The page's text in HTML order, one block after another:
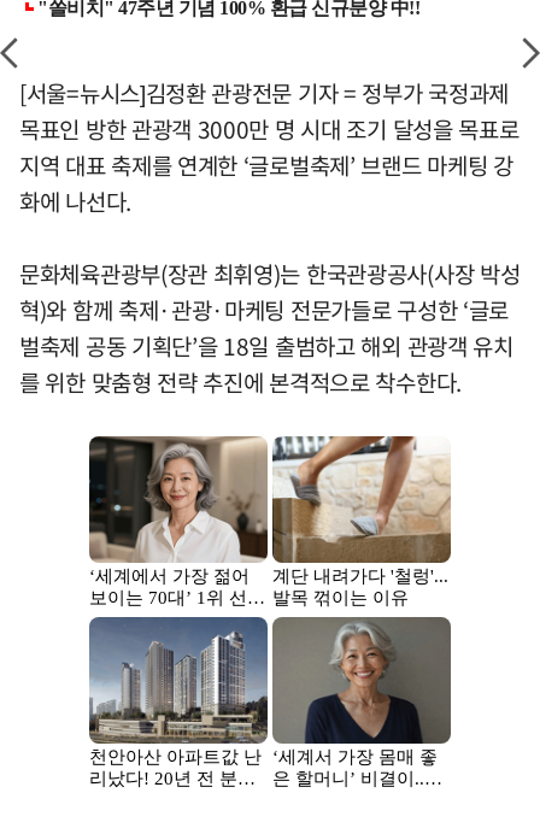
[서울=뉴시스]김정환 관광전문 기자 = 정부가 국정과제
목표인 방한 관광객 3000만 명 시대 조기 달성을 목표로
지역 대표 축제를 연계한 ‘글로벌축제’ 브랜드 마케팅 강
화에 나선다.
문화체육관광부(장관 최휘영)는 한국관광공사(사장 박성
혁)와 함께 축제·관광·마케팅 전문가들로 구성한 ‘글로
벌축제 공동 기획단’을 18일 출범하고 해외 관광객 유치
를 위한 맞춤형 전략 추진에 본격적으로 착수한다.